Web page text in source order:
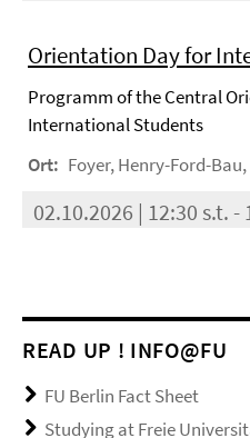
Orientation Day for
Programm of the Central
International Students
Ort: Foyer, Henry-Ford-
02.10.2026 | 12:30 s.t. -
READ UP ! INFO@FU
FU Berlin Fact Sheet
Studying at Freie